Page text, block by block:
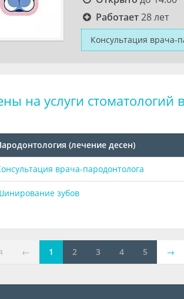
Работает28 лет
Консультация врача-
на услуги стоматологий
(лечение десен)
врача-пародонтолога
зубов
← 1 2 3 4 5 →